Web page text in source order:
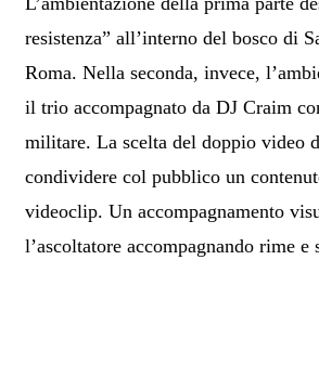
resistenza” all’interno del bosco di
Roma. Nella seconda, invece,
il trio accompagnato da DJ Craim
militare. La scelta del doppio video
condividere col pubblico un
videoclip. Un accompagnamento
l’ascoltatore accompagnando rime e